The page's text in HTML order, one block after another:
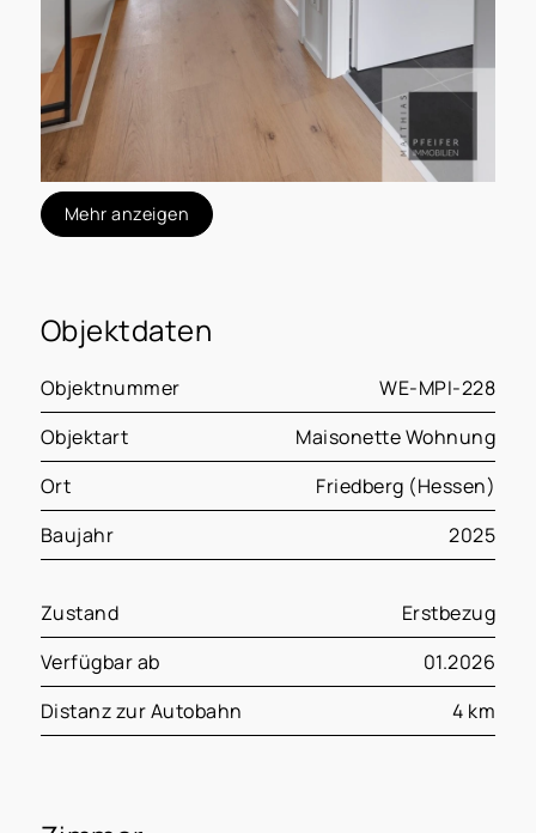
Mehr anzeigen
Objektdaten
Objektnummer
WE-MPI-228
Objektart
Maisonette Wohnung
Ort
Friedberg (Hessen)
Baujahr
2025
Zustand
Erstbezug
Verfügbar ab
01.2026
Distanz zur Autobahn
4 km